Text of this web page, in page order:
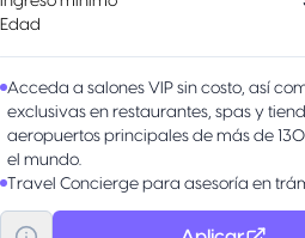
Edad
Acceda a salones VIP sin costo, así
exclusivas en restaurantes, spas y
aeropuertos principales de más de
el mundo.
Travel Concierge para asesoría en
pasaportes y visas
5 retiros en el extranjero sin comisión